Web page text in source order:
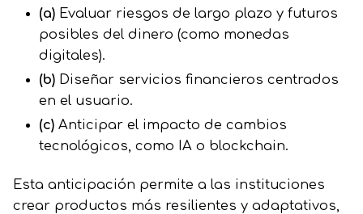
(a) Evaluar riesgos de largo plazo y futuros
posibles del dinero (como monedas
digitales).
(b) Diseñar servicios financieros centrados
en el usuario.
(c) Anticipar el impacto de cambios
tecnológicos, como IA o blockchain.
Esta anticipación permite a las instituciones
crear productos más resilientes y adaptativos,